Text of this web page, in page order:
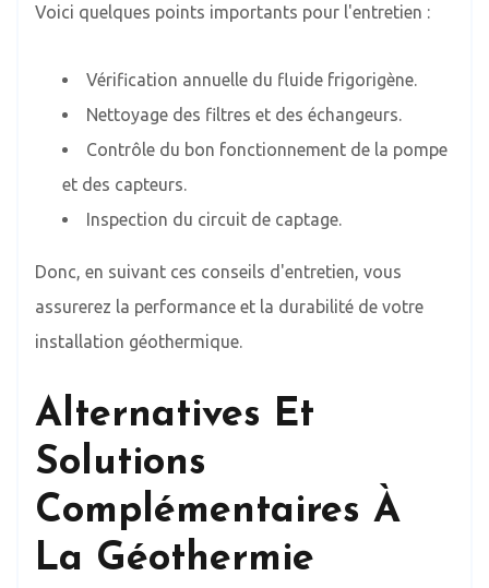
Voici quelques points importants pour l'entretien :
Vérification annuelle du fluide frigorigène.
Nettoyage des filtres et des échangeurs.
Contrôle du bon fonctionnement de la pompe
et des capteurs.
Inspection du circuit de captage.
Donc, en suivant ces conseils d'entretien, vous
assurerez la performance et la durabilité de votre
installation géothermique.
Alternatives Et
Solutions
Complémentaires À
La Géothermie